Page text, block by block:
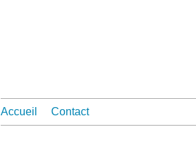
Accueil Contact